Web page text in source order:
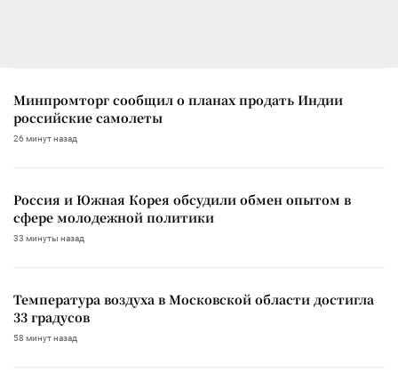
Минпромторг сообщил о планах продать Индии
российские самолеты
26 минут назад
Россия и Южная Корея обсудили обмен опытом в
сфере молодежной политики
33 минуты назад
Температура воздуха в Московской области достигла
33 градусов
58 минут назад